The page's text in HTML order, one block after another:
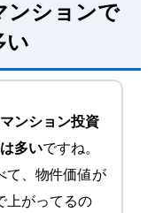
法
らないときの対処
待ち売却する
談する
損してしまった
ンションで
い
ンション投資
多いですね。
て、物件価値が
上がってるの